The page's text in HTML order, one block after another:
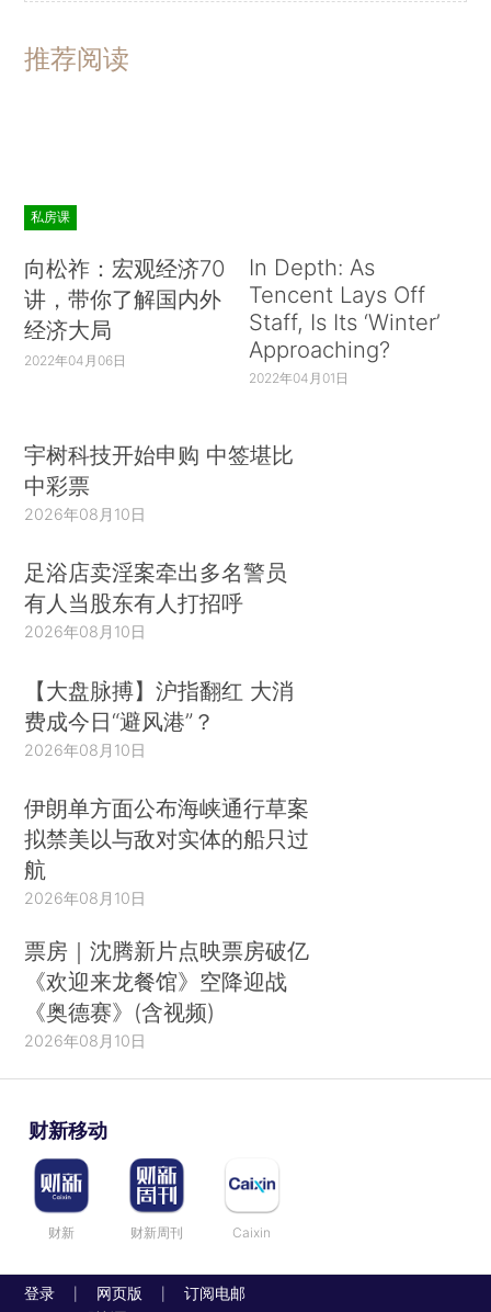
推荐阅读
私房课
向松祚：宏观经济70
讲，带你了解国内外
经济大局
2022年04月06日
In Depth: As
Tencent Lays Off
Staff, Is Its ‘Winter’
Approaching?
2022年04月01日
宇树科技开始申购 中签堪比
中彩票
2026年08月10日
足浴店卖淫案牵出多名警员
有人当股东有人打招呼
2026年08月10日
【大盘脉搏】沪指翻红 大消
费成今日“避风港”？
2026年08月10日
伊朗单方面公布海峡通行草案
拟禁美以与敌对实体的船只过
航
2026年08月10日
票房｜沈腾新片点映票房破亿
《欢迎来龙餐馆》空降迎战
《奥德赛》(含视频)
2026年08月10日
财新移动
财新 财新周刊 Caixin
登录 网页版 订阅电邮